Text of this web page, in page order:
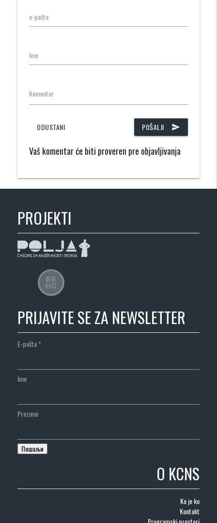
e-pošta
Ime
Komentar
POŠALJI send
ODUSTANI
Vaš komentar će biti proveren pre objavljivanja
PROJEKTI
PRIJAVITE SE ZA NEWSLETTER
E-pošta*
Ime
Prezime
O KCNS
Ko je ko
Kontakt